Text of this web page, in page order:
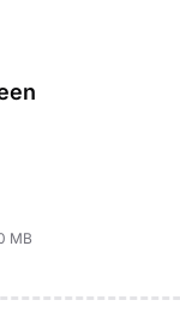
MB